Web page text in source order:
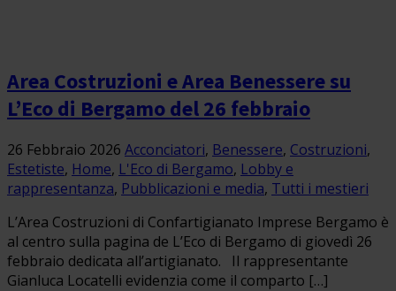
Area Costruzioni e Area Benessere su
L’Eco di Bergamo del 26 febbraio
26 Febbraio 2026 Acconciatori, Benessere, Costruzioni,
Estetiste, Home, L'Eco di Bergamo, Lobby e
rappresentanza, Pubblicazioni e media, Tutti i mestieri
L’Area Costruzioni di Confartigianato Imprese Bergamo è
al centro sulla pagina de L’Eco di Bergamo di giovedì 26
febbraio dedicata all’artigianato. Il rappresentante
Gianluca Locatelli evidenzia come il comparto […]